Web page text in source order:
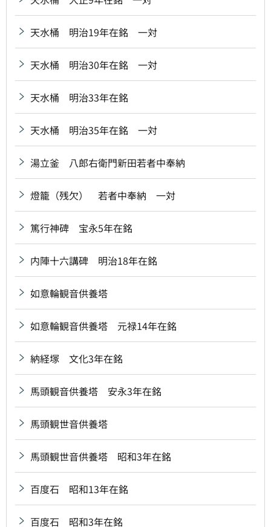
天水桶 明治19年在銘 一対
天水桶 明治30年在銘 一対
天水桶 明治33年在銘
天水桶 明治35年在銘 一対
湯立釜 八郎右衛門新田若者中奉納
燈籠（残欠） 若者中奉納 一対
篤行神碑 宝永5年在銘
内陣十六講碑 明治18年在銘
如意輪観音供養塔
如意輪観音供養塔 元禄14年在銘
納経塚 文化3年在銘
馬頭観音供養塔 安永3年在銘
馬頭観世音供養塔
馬頭観世音供養塔 昭和3年在銘
百度石 昭和13年在銘
百度石 昭和3年在銘